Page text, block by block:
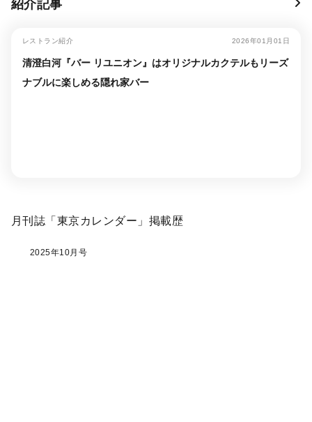
紹介記事
レストラン紹介 2026年01月01日
清澄白河『バー リユニオン』はオリジナルカクテルもリーズ
ナブルに楽しめる隠れ家バー
月刊誌「東京カレンダー」掲載歴
2025年10月号